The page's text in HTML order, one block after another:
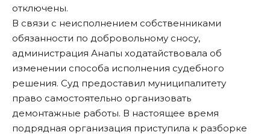
отключены.
В связи с неисполнением собственниками
обязанности по добровольному сносу,
администрация Анапы ходатайствовала об
изменении способа исполнения судебного
решения. Суд предоставил муниципалитету
право самостоятельно организовать
демонтажные работы. В настоящее время
подрядная организация приступила к разборке